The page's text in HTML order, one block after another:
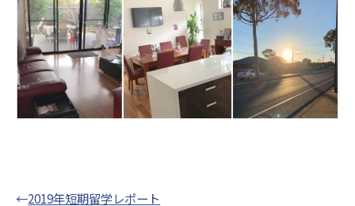
←2019年短期留学レポート